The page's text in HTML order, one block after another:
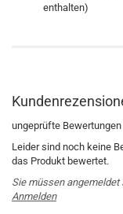
enthalten)
ungeprüfte Bewertungen
Leider sind noch keine
das Produkt bewertet.
Sie müssen angemeldet
Anmelden